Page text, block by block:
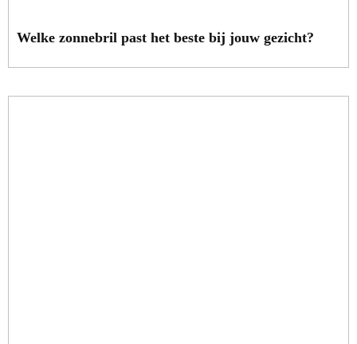
Welke zonnebril past het beste bij jouw gezicht?